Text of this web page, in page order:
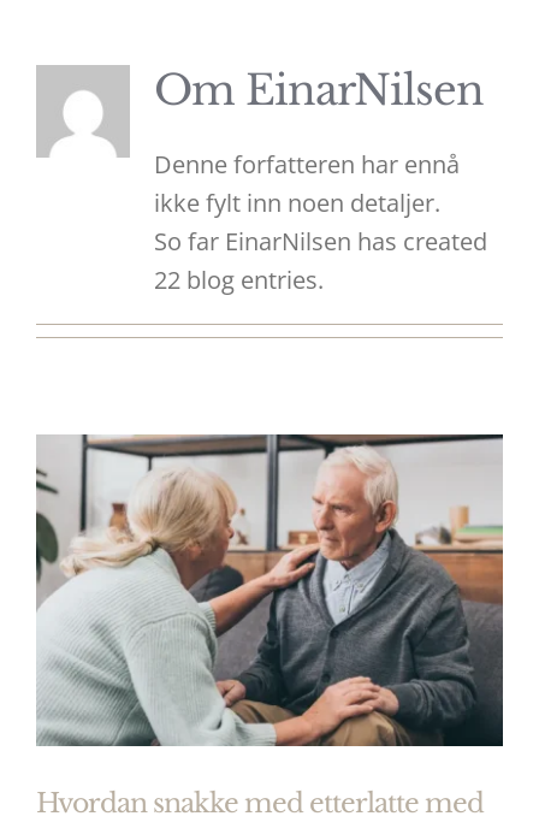
Om EinarNilsen
Denne forfatteren har ennå
ikke fylt inn noen detaljer.
So far EinarNilsen has created
22 blog entries.
Hvordan snakke med etterlatte med